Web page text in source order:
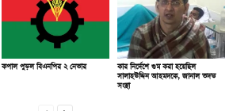
কপাল পুড়ল বিএনপির ২ নেতার
কার নির্দেশে গুম করা হয়েছিল
সালাহউদ্দিন আহমদকে, জানাল তদন্ত
সংস্থা